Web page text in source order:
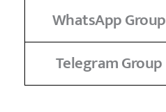
WhatsApp Group
Telegram Group